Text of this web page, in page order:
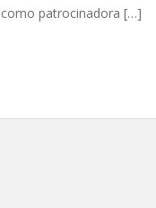
como patrocinadora […]